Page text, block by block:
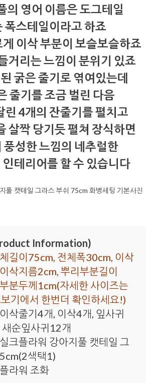
의 영어 이름은 도그테일
폭스테일이라고 하죠
이삭 부분이 보슬보슬하죠
거리는 느낌이 분위기 있죠
굵은 줄기로 엮여있는데
줄기를 조금 벌린 다음
린 4개의 잔줄기를 펼치고
살짝 당기듯 펼쳐 장식하면
풍성한 느낌의 네추럴한
테리어를 할 수 있습니다
Information)
길이75cm, 전체폭30cm, 이삭
삭지름2cm, 뿌리부분길이
분두께1cm(자세한 사이즈는
기에서 한번더 확인하세요!)
삭줄기4개, 이삭4개, 잎사귀
순잎사귀12개
크플라워 강아지풀 캣테일 그
색택1)
라워 조화